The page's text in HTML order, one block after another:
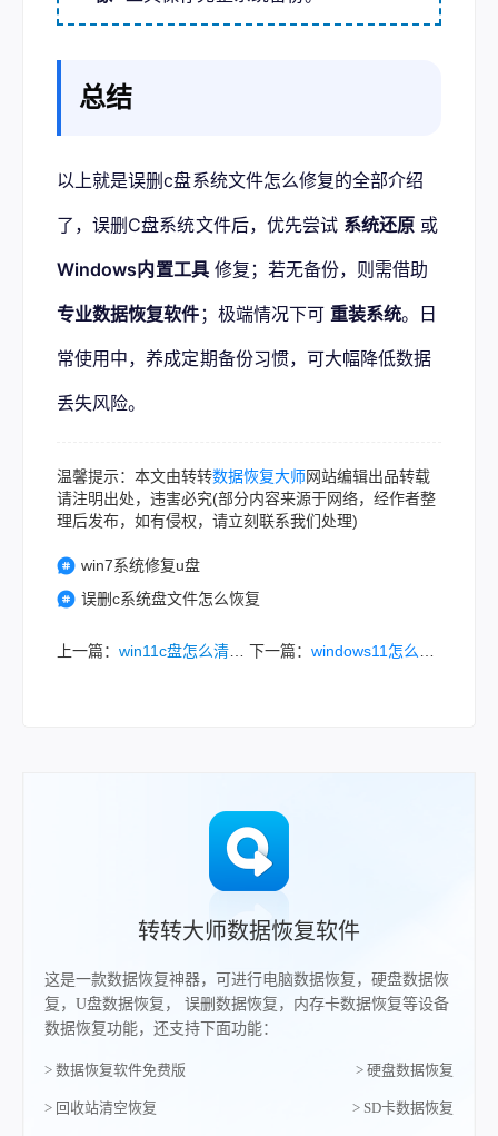
总结
以上就是误删c盘系统文件怎么修复的全部介绍
了，误删C盘系统文件后，优先尝试 系统还原
Windows内置工具
专业数据恢复软件 ；极端情况下可 重装系统。日
常使用中，养成定期备份习惯，可大幅降低数据
丢失风险。
温馨提示：本文由转转数据恢复大师网站编辑出品转载
请注明出处，违害必究(部分内容来源于网络，经作者整
理后发布，如有侵权，请立刻联系我们处理)
win7系统修复u盘
误删c系统盘文件怎么恢复
上一篇： win11c盘怎么清理垃圾而不误删文件？清理终极指南，安全释放空间！ 下一篇： windows11怎么清理c盘？8种有效方法释放宝贵空间！
转转大师数据恢复软件
这是一款数据恢复神器，可进行电脑数据恢复，硬盘数据恢
复，U盘数据恢复， 误删数据恢复，内存卡数据恢复等设备
数据恢复功能，还支持下面功能：
> 数据恢复软件免费版 > 硬盘数据恢复
> 回收站清空恢复 > SD卡数据恢复